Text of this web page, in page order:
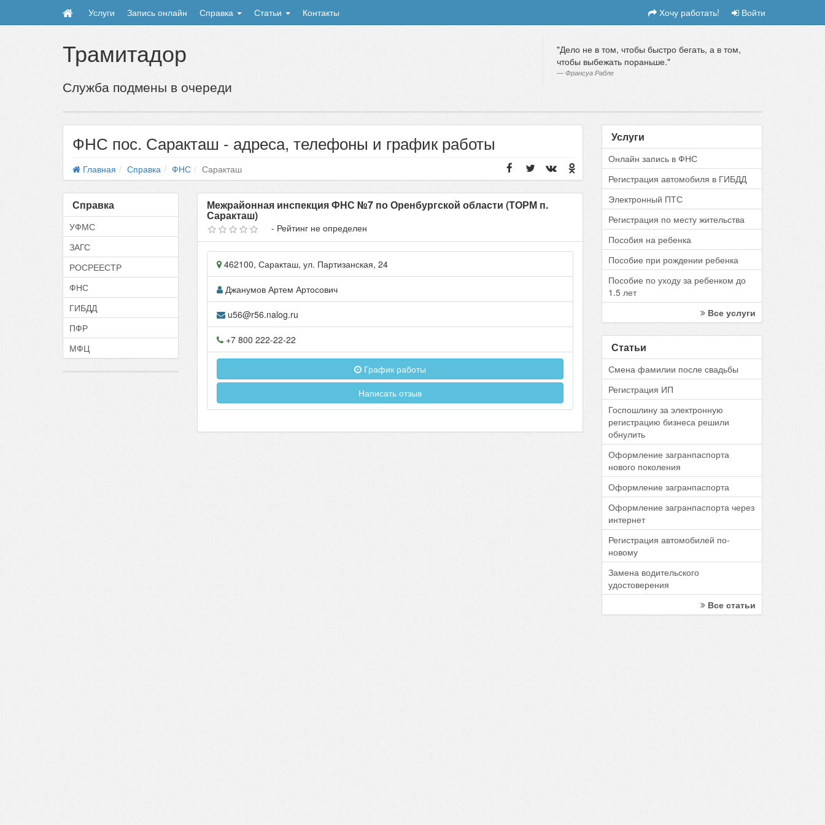
Услуги Запись онлайн Справка Статьи Контакты Хочу работать! Войти
Трамитадор
Служба подмены в очереди
Дело не в том, чтобы быстро бегать, а в том,
чтобы выбежать пораньше.
Франсуа Рабле
ФНС пос. Саракташ - адреса, телефоны и график работы
Главная Справка ФНС Саракташ
Справка
УФМС
ЗАГС
РОСРЕЕСТР
ФНС
ГИБДД
ПФР
МФЦ
Межрайонная инспекция ФНС №7 по Оренбургской области (ТОРМ п.
Саракташ)
- Рейтинг не определен
462100,Саракташ, ул. Партизанская, 24
Джанумов Артем Артосович
u56@r56.nalog.ru
+7 800 222-22-22
График работы
Написать отзыв
Услуги
Онлайн запись в ФНС
Регистрация автомобиля в ГИБДД
Электронный ПТС
Регистрация по месту жительства
Пособия на ребенка
Пособие при рождении ребенка
Пособие по уходу за ребенком до
1.5 лет
Все услуги
Статьи
Смена фамилии после свадьбы
Регистрация ИП
Госпошлину за электронную
регистрацию бизнеса решили
обнулить
Оформление загранпаспорта
нового поколения
Оформление загранпаспорта
Оформление загранпаспорта через
интернет
Регистрация автомобилей по-
новому
Замена водительского
удостоверения
Все статьи